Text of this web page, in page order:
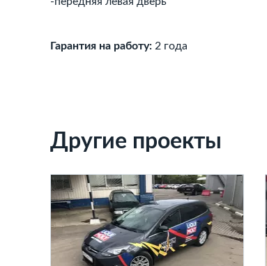
Гарантия на работу: 2 года
Другие проекты